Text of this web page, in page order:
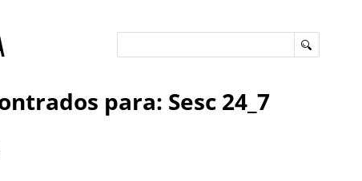
para: Sesc 24_7